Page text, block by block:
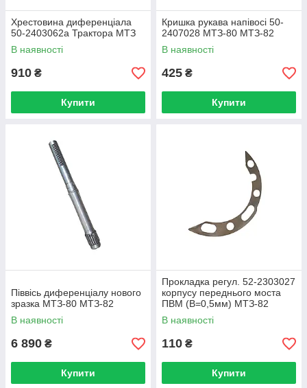
Хрестовина диференціала
50-2403062а Трактора МТЗ
В наявності
910 ₴
Купити
Кришка рукава напівосі 50-
2407028 МТЗ-80 МТЗ-82
В наявності
425 ₴
Купити
Піввісь диференціалу нового
зразка МТЗ-80 МТЗ-82
В наявності
6 890 ₴
Купити
Прокладка регул. 52-2303027
корпусу переднього моста
ПВМ (В=0,5мм) МТЗ-82
В наявності
110 ₴
Купити